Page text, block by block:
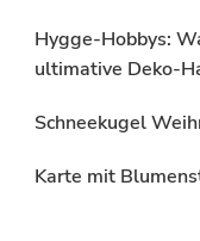
Hygge-Hobbys:
ultimative Deko-
Schneekugel
Karte mit